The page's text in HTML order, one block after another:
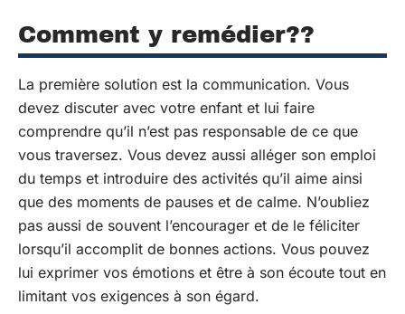
Comment y remédier??
La première solution est la communication. Vous
devez discuter avec votre enfant et lui faire
comprendre qu’il n’est pas responsable de ce que
vous traversez. Vous devez aussi alléger son emploi
du temps et introduire des activités qu’il aime ainsi
que des moments de pauses et de calme. N’oubliez
pas aussi de souvent l’encourager et de le féliciter
lorsqu’il accomplit de bonnes actions. Vous pouvez
lui exprimer vos émotions et être à son écoute tout en
limitant vos exigences à son égard.